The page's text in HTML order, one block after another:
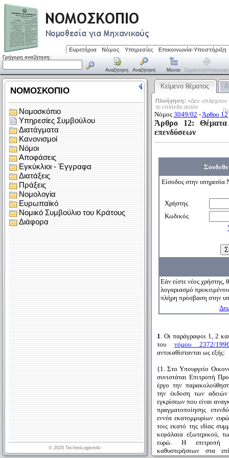
Ευρετήρια Νόμος Υπηρεσίες Επικοινωνία-Υποστήριξη
Γρήγορη αναζήτηση:
Αναζήτηση Αναζήτηση Μενού Εμφάνιση/απόκρυψη
Κείμενο θέματος